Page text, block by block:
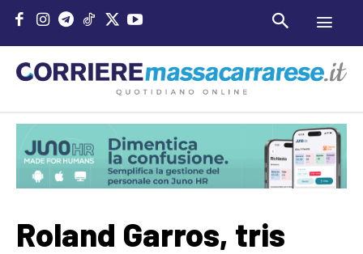
Roland Garros, tris